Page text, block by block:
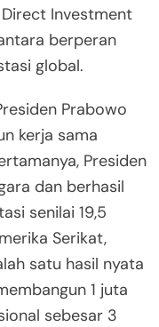
Investment
berperan
global.
Prabowo
kerja sama
Presiden
dan berhasil
senilai 19,5
Serikat,
satu hasil nyata
1 juta
sebesar 3